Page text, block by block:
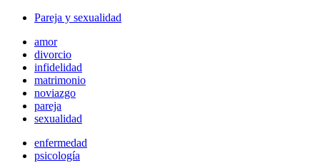
Pareja y sexualidad
amor
divorcio
infidelidad
matrimonio
noviazgo
pareja
sexualidad
enfermedad
psicología